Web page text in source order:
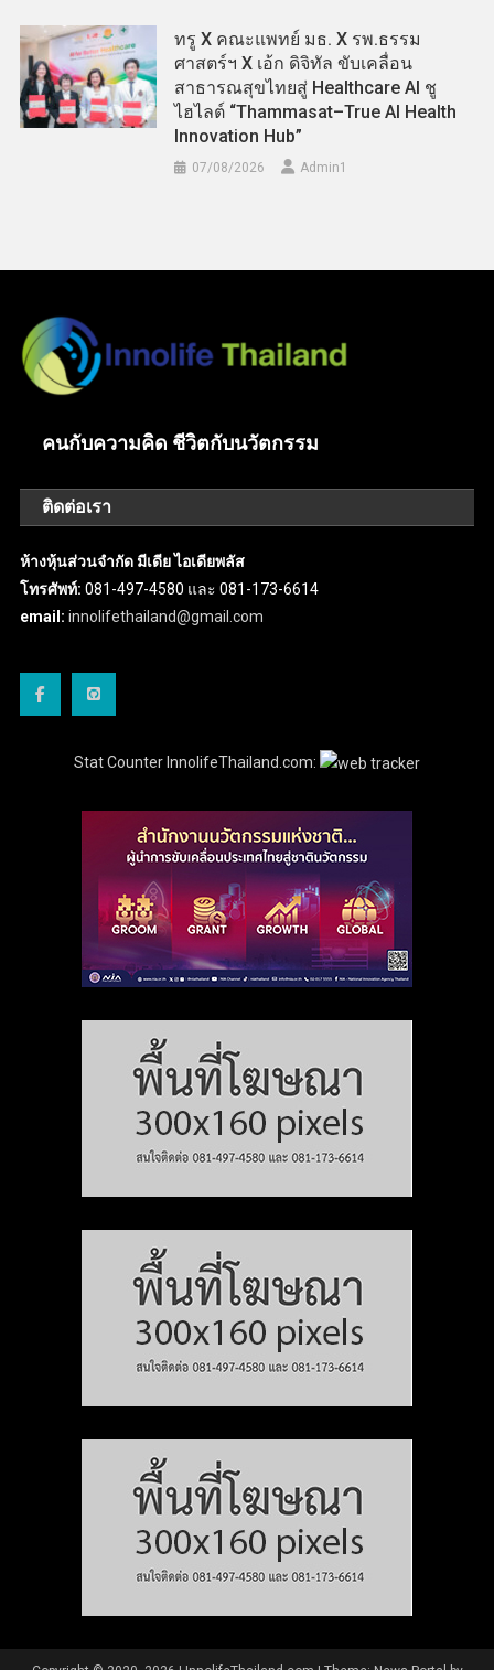
ทรู X คณะแพทย์ มธ. X รพ.ธรรม
ศาสตร์ฯ X เอ้ก ดิจิทัล ขับเคลื่อน
สาธารณสุขไทยสู่ Healthcare AI ชู
ไฮไลต์ “Thammasat–True AI Health
Innovation Hub”
07/08/2026 Admin​1
คนกับความคิด ชีวิตกับนวัตกรรม
ติดต่อเรา
ห้างหุ้นส่วนจำกัด มีเดีย ไอเดียพลัส
โทรศัพท์: 081-497-4580 และ 081-173-6614
email: innolifethailand@gmail.com
Stat Counter InnolifeThailand.com: